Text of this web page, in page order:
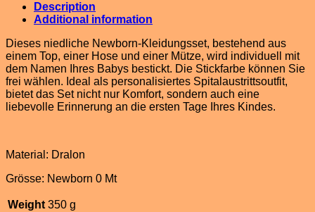
Description
Additional information
Dieses niedliche Newborn-Kleidungsset, bestehend aus
einem Top, einer Hose und einer Mütze, wird individuell mit
dem Namen Ihres Babys bestickt. Die Stickfarbe können Sie
frei wählen. Ideal als personalisiertes Spitalaustrittsoutfit,
bietet das Set nicht nur Komfort, sondern auch eine
liebevolle Erinnerung an die ersten Tage Ihres Kindes.
Material: Dralon
Grösse: Newborn 0 Mt
Weight 350 g